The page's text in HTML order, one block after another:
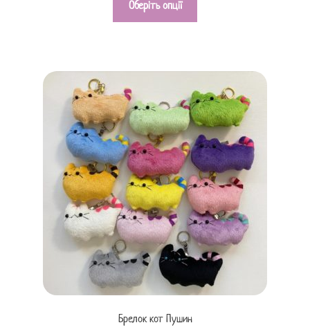
Оберіть опції
Брелок кот Пушин